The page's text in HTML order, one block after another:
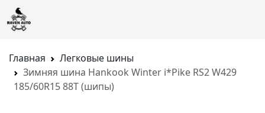
Главная
Легковые шины
Зимняя шина Hankook Winter i*Pike RS2 W429
185/60R15 88T (шипы)